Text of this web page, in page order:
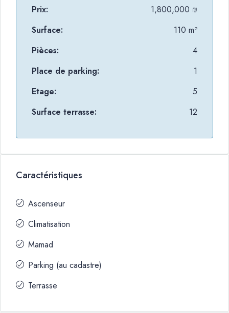
Prix:
1,800,000 ₪
Surface:
110 m²
Pièces:
4
Place de parking:
1
Etage:
5
Surface terrasse:
12
Caractéristiques
Ascenseur
Climatisation
Mamad
Parking (au cadastre)
Terrasse